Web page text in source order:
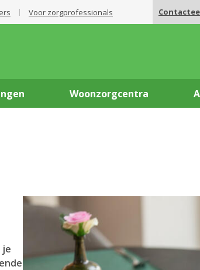
Voor zorgprofessionals
Woonzorgcentra
je